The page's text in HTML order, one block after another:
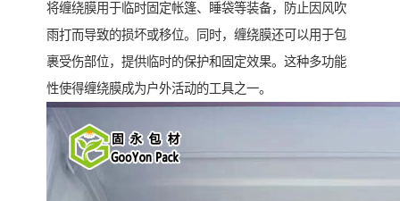
将缠绕膜用于临时固定帐篷、睡袋等装备，防止因风吹
雨打而导致的损坏或移位。同时，缠绕膜还可以用于包
裹受伤部位，提供临时的保护和固定效果。这种多功能
性使得缠绕膜成为户外活动的工具之一。